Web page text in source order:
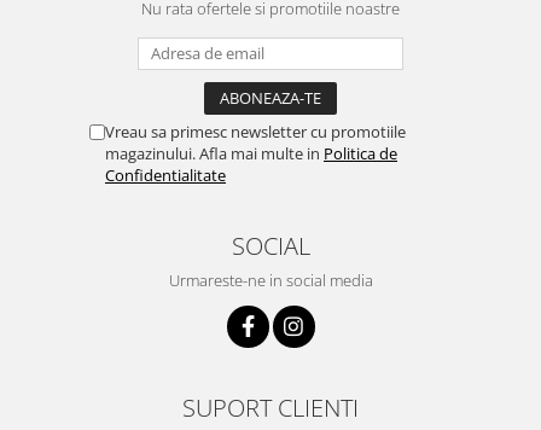
Nu rata ofertele si promotiile noastre
Vreau sa primesc newsletter cu promotiile
magazinului. Afla mai multe in Politica de
Confidentialitate
SOCIAL
Urmareste-ne in social media
SUPORT CLIENTI